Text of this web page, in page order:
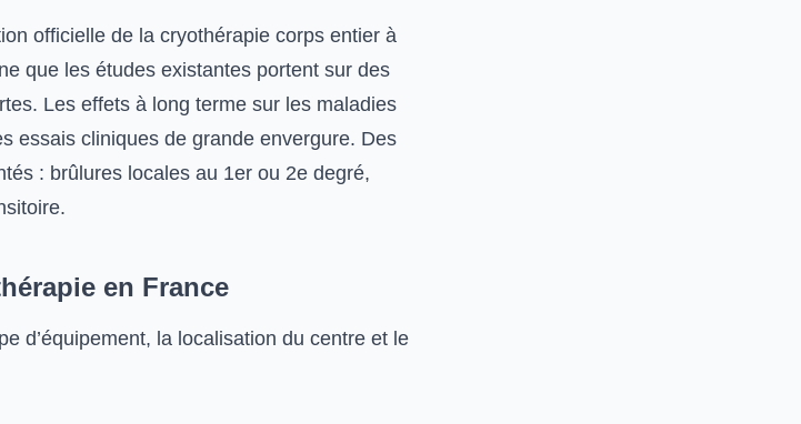
officielle de la cryothérapie corps entier à
que les études existantes portent sur des
Les effets à long terme sur les maladies
essais cliniques de grande envergure. Des
: brûlures locales au 1er ou 2e degré,
en France
d’équipement, la localisation du centre et le